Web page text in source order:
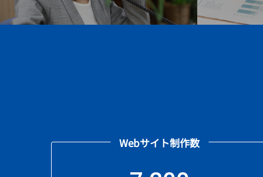
Webサイト制作数